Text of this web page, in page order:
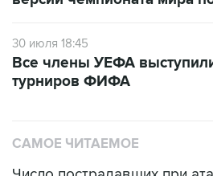
30 июля 18:45
турниров ФИФА
Число пострадавших при